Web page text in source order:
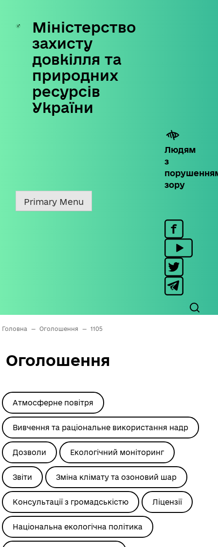
Skip
content
Міністерство
захисту
довкілля та
природних
ресурсів
України
Людям
з
зору
Primary Menu
Головна — Оголошення — 1105
Оголошення
Атмосферне повітря
Вивчення та раціональне використання надр
Дозволи Екологічний моніторинг
Звіти Зміна клімату та озоновий шар
Консультації з громадськістю Ліцензії
Національна екологічна політика